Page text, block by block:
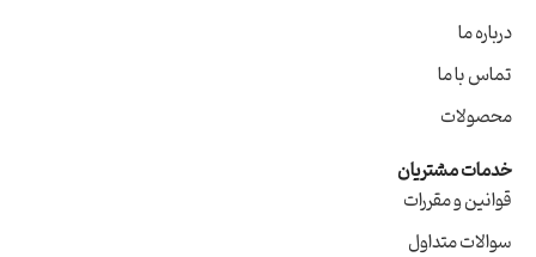
درباره ما
تماس با ما
محصولات
خدمات مشتریان
قوانین و مقررات
سوالات متداول